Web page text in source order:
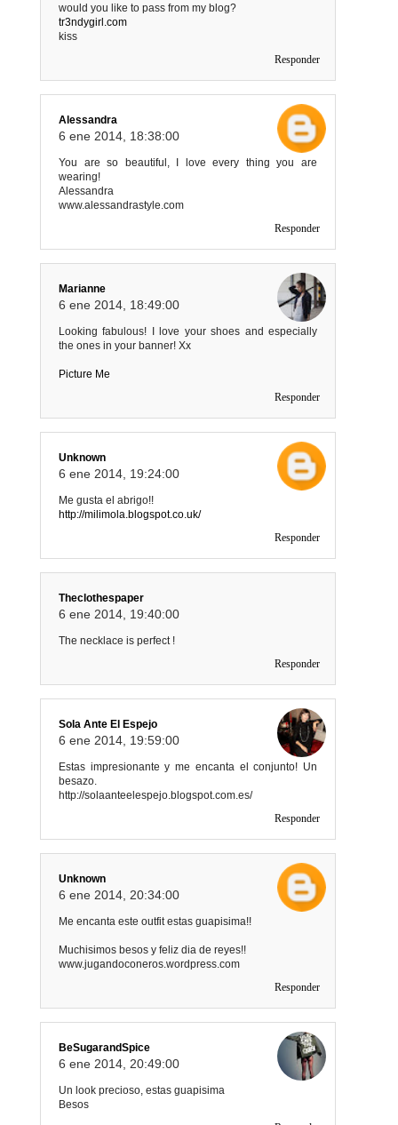
would you like to pass from my blog?
tr3ndygirl.com
kiss
Responder
Alessandra
6 ene 2014, 18:38:00
You are so beautiful, I love every thing you are
wearing!
Alessandra
www.alessandrastyle.com
Responder
Marianne
6 ene 2014, 18:49:00
Looking fabulous! I love your shoes and especially
the ones in your banner! Xx
Picture Me
Responder
Unknown
6 ene 2014, 19:24:00
Me gusta el abrigo!!
http://milimola.blogspot.co.uk/
Responder
Theclothespaper
6 ene 2014, 19:40:00
The necklace is perfect !
Responder
Sola Ante El Espejo
6 ene 2014, 19:59:00
Estas impresionante y me encanta el conjunto! Un
besazo.
http://solaanteelespejo.blogspot.com.es/
Responder
Unknown
6 ene 2014, 20:34:00
Me encanta este outfit estas guapisima!!
Muchisimos besos y feliz dia de reyes!!
www.jugandoconeros.wordpress.com
Responder
BeSugarandSpice
6 ene 2014, 20:49:00
Un look precioso, estas guapisima
Besos